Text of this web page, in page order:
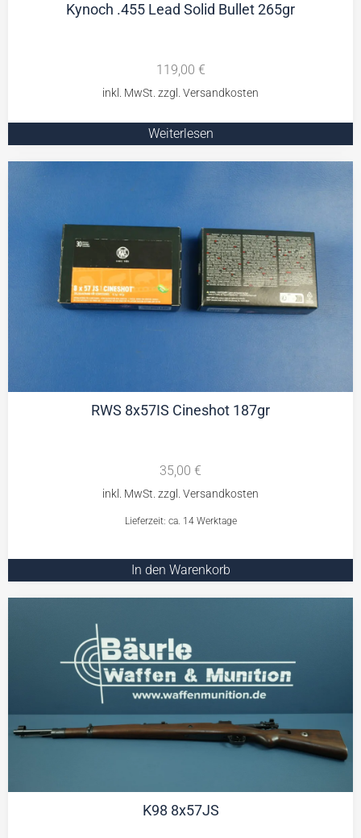
Kynoch .455 Lead Solid Bullet 265gr
119,00 €
Weiterlesen
RWS 8x57IS Cineshot 187gr
35,00 €
Lieferzeit: ca. 14 Werktage
In den Warenkorb
K98 8x57JS